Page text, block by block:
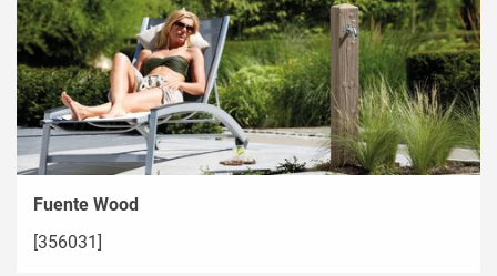
Fuente Wood
[356031]